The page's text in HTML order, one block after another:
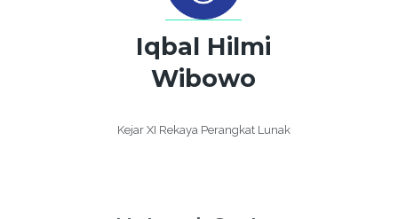
Iqbal Hilmi
Wibowo
Kejar XI Rekaya Perangkat Lunak